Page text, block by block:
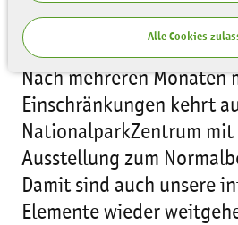
Alle Cookies
Bildunterschrift: der
Maskottchen des
Nach mehreren Monaten
Einschränkungen kehrt
NationalparkZentrum mit
Ausstellung zum
Damit sind auch unsere
Elemente wieder